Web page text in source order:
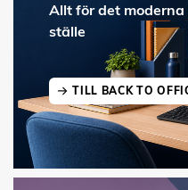
Allt för det
ställe
TILL BACK TO